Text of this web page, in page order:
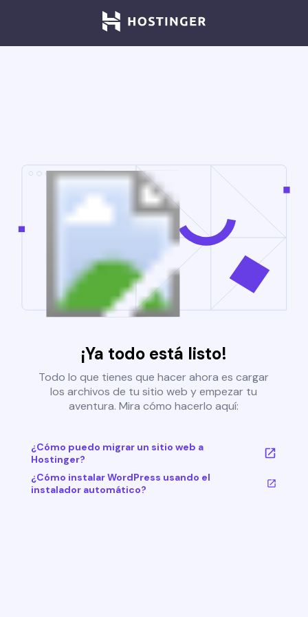
¡Ya todo está listo!
Todo lo que tienes que hacer ahora es cargar
los archivos de tu sitio web y empezar tu
aventura. Mira cómo hacerlo aquí:
¿Cómo puedo migrar un sitio web a
Hostinger?
¿Cómo instalar WordPress usando el
instalador automático?